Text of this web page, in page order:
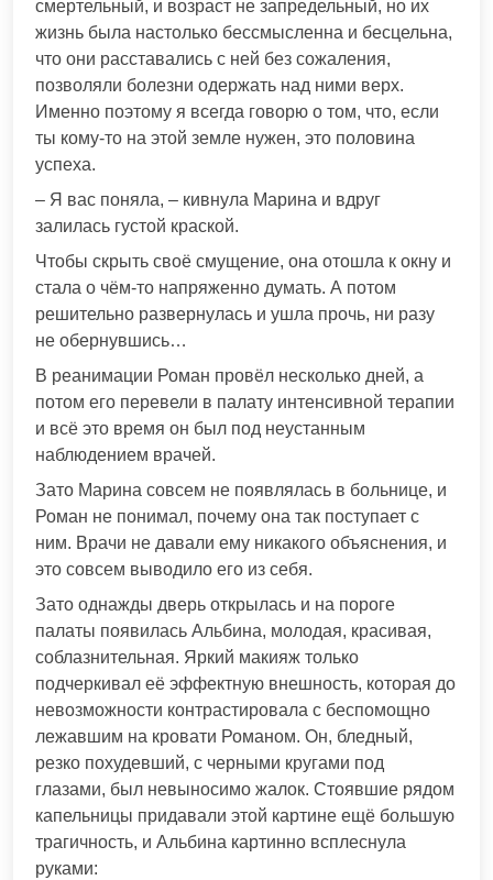
смертельный, и возраст не запредельный, но их
жизнь была настолько бессмысленна и бесцельна,
что они расставались с ней без сожаления,
позволяли болезни одержать над ними верх.
Именно поэтому я всегда говорю о том, что, если
ты кому-то на этой земле нужен, это половина
успеха.
– Я вас поняла, – кивнула Марина и вдруг
залилась густой краской.
Чтобы скрыть своё смущение, она отошла к окну и
стала о чём-то напряженно думать. А потом
решительно развернулась и ушла прочь, ни разу
не обернувшись…
В реанимации Роман провёл несколько дней, а
потом его перевели в палату интенсивной терапии
и всё это время он был под неустанным
наблюдением врачей.
Зато Марина совсем не появлялась в больнице, и
Роман не понимал, почему она так поступает с
ним. Врачи не давали ему никакого объяснения, и
это совсем выводило его из себя.
Зато однажды дверь открылась и на пороге
палаты появилась Альбина, молодая, красивая,
соблазнительная. Яркий макияж только
подчеркивал её эффектную внешность, которая до
невозможности контрастировала с беспомощно
лежавшим на кровати Романом. Он, бледный,
резко похудевший, с черными кругами под
глазами, был невыносимо жалок. Стоявшие рядом
капельницы придавали этой картине ещё большую
трагичность, и Альбина картинно всплеснула
руками: